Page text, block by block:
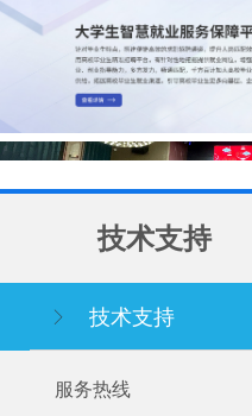
技术支持
技术支持
服务热线